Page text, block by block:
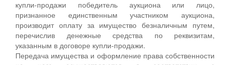
купли-продажи победитель аукциона или лицо,
признанное единственным участником аукциона,
производит оплату за имущество безналичным путем,
перечислив денежные средства по реквизитам,
указанным в договоре купли-продажи.
Передача имущества и оформление права собственности